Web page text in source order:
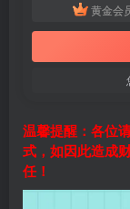
黄金会
温馨提醒：各位
式，如因此造成
任！